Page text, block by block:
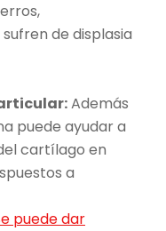
de displasia
Además
puede ayudar a
cartílago en
a
puede dar